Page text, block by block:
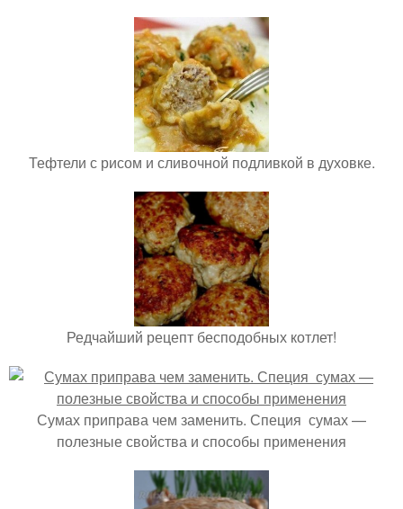
Тефтели с рисом и сливочной подливкой в духовке.
Редчайший рецепт бесподобных котлет!
Сумах приправа чем заменить. Специя сумах —
полезные свойства и способы применения